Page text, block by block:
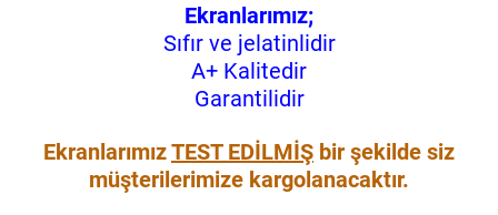
Ekranlarımız;
Sıfır ve jelatinlidir
A+ Kalitedir
Garantilidir
EkranlarımızTEST EDİLMİŞ bir şekilde siz
müşterilerimize kargolanacaktır.